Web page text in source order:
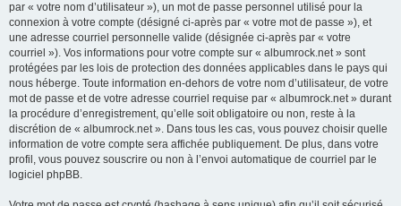
par « votre nom d’utilisateur »), un mot de passe personnel utilisé pour la
connexion à votre compte (désigné ci-après par « votre mot de passe »), et
une adresse courriel personnelle valide (désignée ci-après par « votre
courriel »). Vos informations pour votre compte sur « albumrock.net » sont
protégées par les lois de protection des données applicables dans le pays qui
nous héberge. Toute information en-dehors de votre nom d’utilisateur, de votre
mot de passe et de votre adresse courriel requise par « albumrock.net » durant
la procédure d’enregistrement, qu’elle soit obligatoire ou non, reste à la
discrétion de « albumrock.net ». Dans tous les cas, vous pouvez choisir quelle
information de votre compte sera affichée publiquement. De plus, dans votre
profil, vous pouvez souscrire ou non à l’envoi automatique de courriel par le
logiciel phpBB.